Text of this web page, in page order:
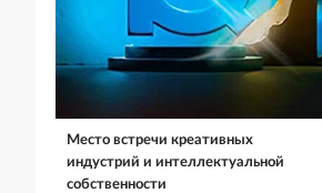
Место встречи креативных
индустрий и интеллектуальной
собственности